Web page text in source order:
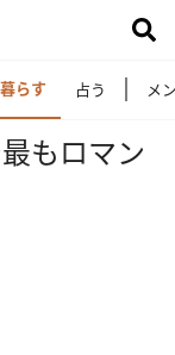
暮らす 占う メ
もロマン